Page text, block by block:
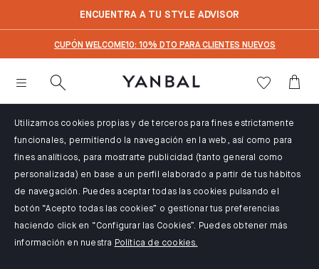
ENCUENTRA A TU STYLE ADVISOR
CUPÓN WELCOME10: 10% DTO PARA CLIENTES NUEVOS
Utilizamos cookies propias y de terceros para fines estrictamente
funcionales, permitiendo la navegación en la web, así como para
fines analíticos, para mostrarte publicidad (tanto general como
personalizada) en base a un perfil elaborado a partir de tus hábitos
de navegación. Puedes aceptar todas las cookies pulsando el
botón “Acepto todas las cookies” o gestionar tus preferencias
haciendo click en “Configurar las Cookies”. Puedes obtener más
información en nuestra Política de cookies.